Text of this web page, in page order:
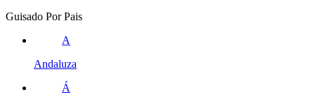
Guisado Por Pais
A
Andaluza
Á